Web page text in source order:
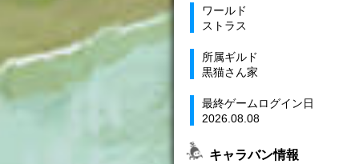
ワールド
ストラス
所属ギルド
黒猫さん家
最終ゲームログイン日
2026.08.08
キャラバン情報